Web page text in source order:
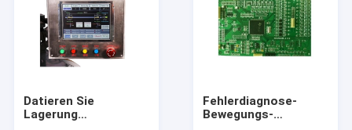
Datieren Sie
Lagerung
Fehlerdiagnose-
Bewegungs-